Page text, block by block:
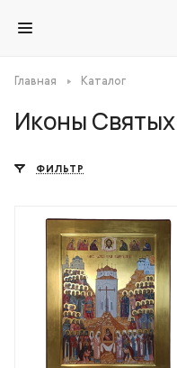
Главная Каталог
Иконы Святых
ФИЛЬТР